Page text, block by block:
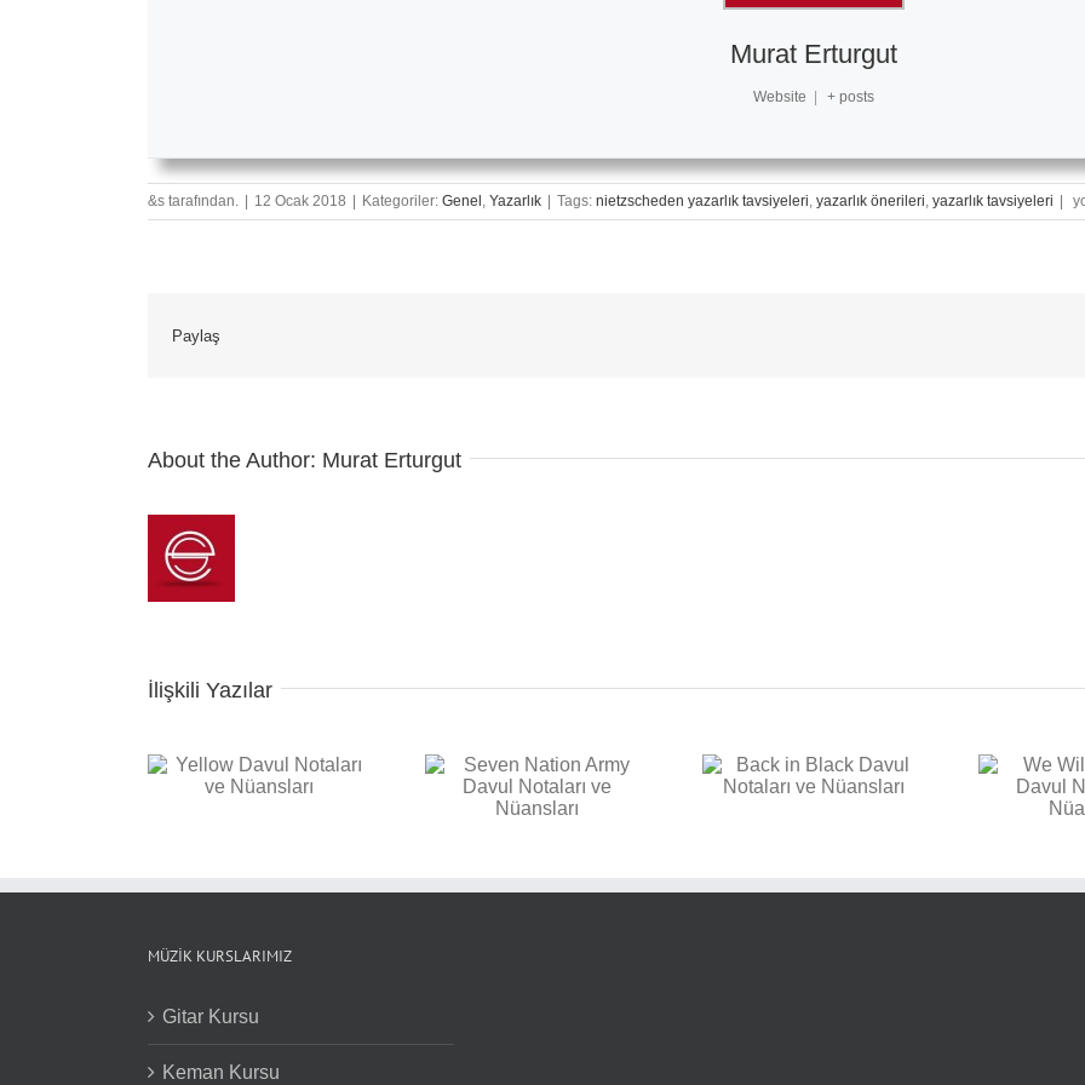
Murat Erturgut
Website + posts
&s tarafından. 12 Ocak 2018 Kategoriler: Genel , Yazarlık Tags: nietzscheden yazarlık tavsiyeleri, yazarlık önerileri, yazarlık tavsiyeleri
10
Paylaş
About the Author: Murat Erturgut
İlişkili Yazılar
Seven Nation Army
Back in Black Davul
Notaları ve Nüansları
MÜZIK KURSLARIMIZ
Gitar Kursu
Keman Kursu